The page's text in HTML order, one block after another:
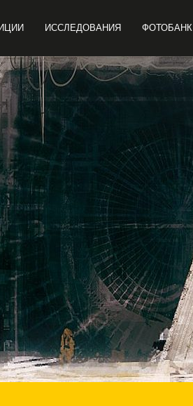
ИССЛЕДОВАНИЯ ФОТОБАНК